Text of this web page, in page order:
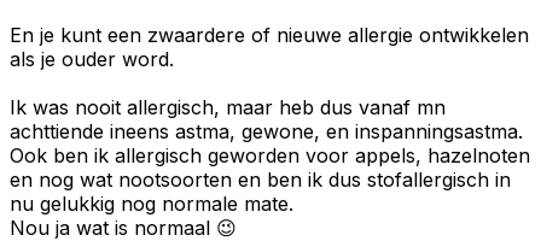
En je kunt een zwaardere of nieuwe allergie ontwikkelen
als je ouder word.
Ik was nooit allergisch, maar heb dus vanaf mn
achttiende ineens astma, gewone, en inspanningsastma.
Ook ben ik allergisch geworden voor appels, hazelnoten
en nog wat nootsoorten en ben ik dus stofallergisch in
nu gelukkig nog normale mate.
Nou ja wat is normaal 😉